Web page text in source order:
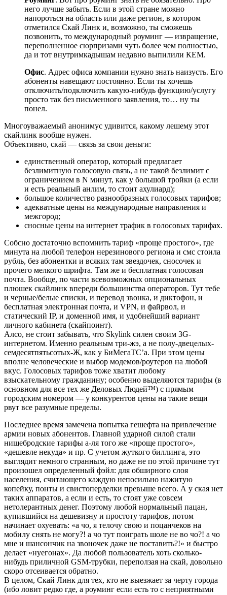
него лучше забыть. Если в этой стране можно
напороться на область или даже регион, в котором
отметился Скай Линк и, возможно, ты сможешь
позвонить, то международный роуминг — извращение,
переполненное сюрпризами чуть более чем полностью,
да и тот внутримкадышам недавно выпилили КЕМ.
Офис. Адрес офиса компании нужно знать наизусть. Его
абоненты навещают постоянно. Если ты хочешь
отключить/подключить какую-нибудь функцию/услугу
просто так без письменного заявления, то… ну ты
понел.
Многоуважаемый анонимус удивится, какому лешему этот
скайлинк вообще нужен.
Объективно, скай — связь за свои деньги:
единственный оператор, который предлагает
безлимитную голосовую связь, а не такой безлимит с
ограничением в N минут, как у большой тройки (а если
и есть реальный анлим, то стоит ахулиард);
большое количество разнообразных голосовых тарифов;
адекватные цены на международные направления и
межгород;
сносные цены на интернет трафик в голосовых тарифах.
Собсно достаточно вспомнить тариф «проще простого», где
минута на любой телефон нерезинового региона и смс стоила
рубль, без абонентки и всяких там звездочек, сносочек и
прочего мелкого шрифта. Там же и бесплатная голосовая
почта. Вообще, по части всевозможных опциональных
плюшек скайлинк впереди большинства операторов. Тут тебе
и черные/белые списки, и перевод звонка, и диктофон, и
бесплатная электронная почта, и VPN, и файрвол, и
статический IP, и доменной имя, и удобнейший вариант
личного кабинета (скайпоинт).
Алсо, не стоит забывать, что Skylink силен своим 3G-
интернетом. Именно реальным три-жэ, а не полу-двецелых-
семдесятпятьсотых-Ж, как у БиМегаТС’а. При этом цены
вполне человеческие и выбор модемов/роутеров на любой
вкус. Голосовых тарифов тоже хватит любому
взыскательному гражданину; особенно выделяются тарифы (в
основном для все тех же Деловых Людей™) с прямым
городским номером — у конкурентов цены на такие вещи
рвут все разумные пределы.
Последнее время замечена попытка гешефта на привлечение
армии новых абонентов. Главной ударной силой стали
нищебродские тарифы а-ля того же «проще простого»,
«дешевле некуда» и пр. С учетом жуткого биллинга, это
выглядит немного странным, но даже не по этой причине тут
произошел определенный фэйл: для обширного слоя
населения, считающего каждую непосильно нажитую
копейку, понты и свистоперделки превыше всего. А у ская нет
таких аппаратов, а если и есть, то стоят уже совсем
нетолерантных денег. Поэтому любой нормальный пацан,
купившийся на дешевизну и простоту тарифов, потом
начинает охуевать: «а чо, я телочу свою и поцанчеков на
мобилу снять не могу?! а чо тут поиграть шоле не во чо?! а чо
мне и шансончик на звоночек даже не поставить?!» и быстро
делает «нуегонах». Да любой пользователь хоть сколько-
нибудь приличной GSM-трубки, переползая на скай, довольно
скоро отсеивается обратно.
В целом, Скай Линк для тех, кто не выезжает за черту города
(ибо ловит редко где, а роуминг если есть то с неприятными